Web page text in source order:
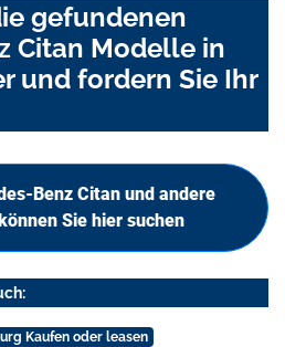
gefundenen
Citan Modelle in
und fordern Sie Ihr
Benz Citan und andere
Sie hier suchen
Kaufen oder leasen